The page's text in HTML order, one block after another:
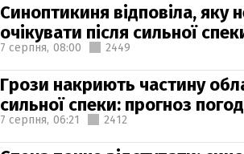
Синоптикиня відповіла, яку
очікувати після сильної
7 серпня, 08:00 2449
Грози накриють частину
сильної спеки: прогноз
7 серпня, 06:21 2412